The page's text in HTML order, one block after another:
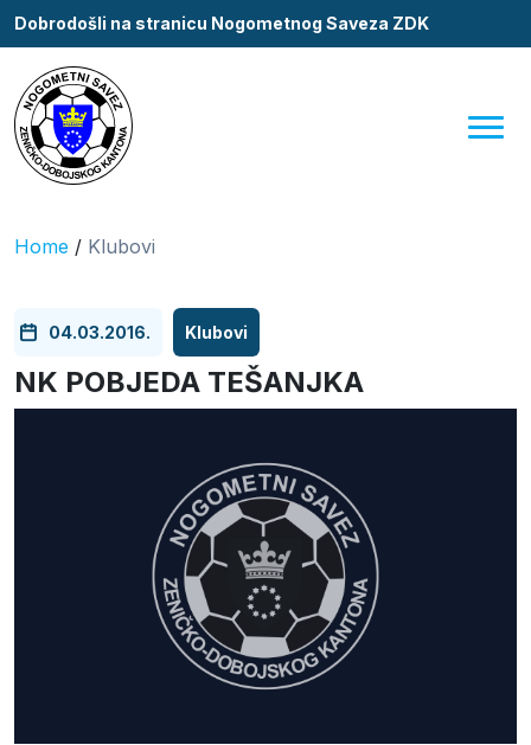
Dobrodošli na stranicu Nogometnog Saveza ZDK
Home / Klubovi
04.03.2016. Klubovi
NK POBJEDA TEŠANJKA